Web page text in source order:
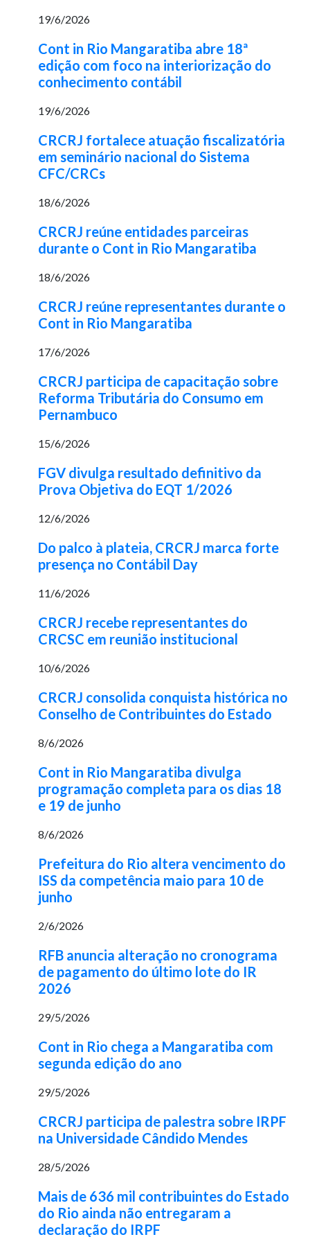
19/6/2026
Cont in Rio Mangaratiba abre 18ª
edição com foco na interiorização do
conhecimento contábil
19/6/2026
CRCRJ fortalece atuação fiscalizatória
em seminário nacional do Sistema
CFC/CRCs
18/6/2026
CRCRJ reúne entidades parceiras
durante o Cont in Rio Mangaratiba
18/6/2026
CRCRJ reúne representantes durante o
Cont in Rio Mangaratiba
17/6/2026
CRCRJ participa de capacitação sobre
Reforma Tributária do Consumo em
Pernambuco
15/6/2026
FGV divulga resultado definitivo da
Prova Objetiva do EQT 1/2026
12/6/2026
Do palco à plateia, CRCRJ marca forte
presença no Contábil Day
11/6/2026
CRCRJ recebe representantes do
CRCSC em reunião institucional
10/6/2026
CRCRJ consolida conquista histórica no
Conselho de Contribuintes do Estado
8/6/2026
Cont in Rio Mangaratiba divulga
programação completa para os dias 18
e 19 de junho
8/6/2026
Prefeitura do Rio altera vencimento do
ISS da competência maio para 10 de
junho
2/6/2026
RFB anuncia alteração no cronograma
de pagamento do último lote do IR
2026
29/5/2026
Cont in Rio chega a Mangaratiba com
segunda edição do ano
29/5/2026
CRCRJ participa de palestra sobre IRPF
na Universidade Cândido Mendes
28/5/2026
Mais de 636 mil contribuintes do Estado
do Rio ainda não entregaram a
declaração do IRPF